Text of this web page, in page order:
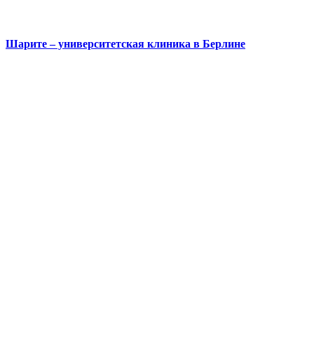
Шарите – университетская клиника в Берлине